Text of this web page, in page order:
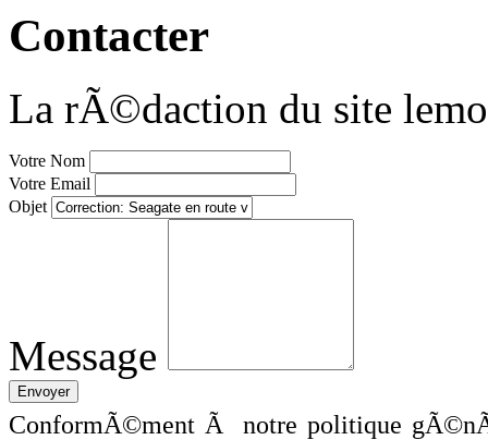
Contacter
La rÃ©daction du site
Votre Nom
Votre Email
Objet
Message
ConformÃ©ment Ã notre politique